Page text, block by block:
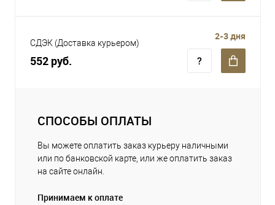
СДЭК (Доставка курьером)
552 руб.
2-3 дня
СПОСОБЫ ОПЛАТЫ
Вы можете оплатить заказ курьеру наличными
или по банковской карте, или же оплатить заказ
на сайте онлайн.
Принимаем к оплате